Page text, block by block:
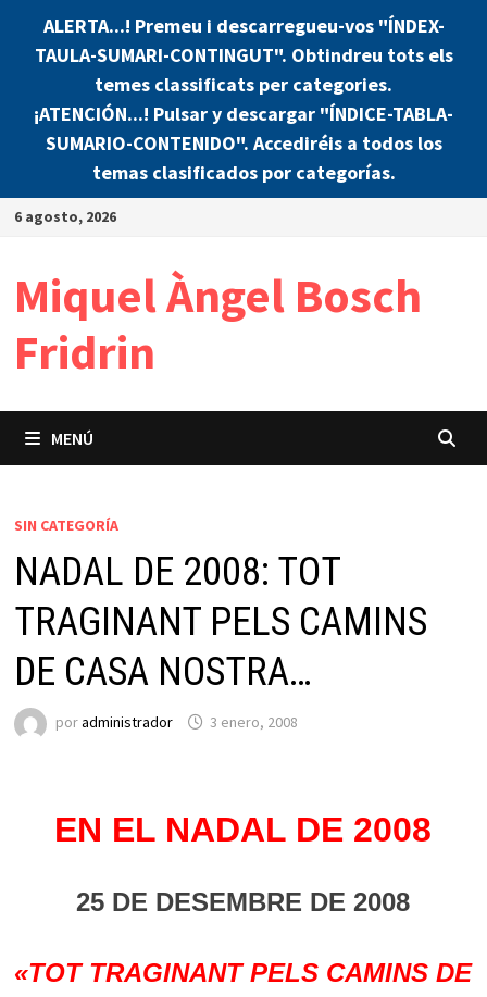
ALERTA...! Premeu i descarregueu-vos "ÍNDEX-
TAULA-SUMARI-CONTINGUT". Obtindreu tots els
temes classificats per categories.
¡ATENCIÓN...! Pulsar y descargar "ÍNDICE-TABLA-
SUMARIO-CONTENIDO". Accediréis a todos los
temas clasificados por categorías.
Saltar
6 agosto, 2026
Miquel Àngel Bosch
Fridrin
MENÚ
SIN CATEGORÍA
NADAL DE 2008: TOT
TRAGINANT PELS CAMINS
DE CASA NOSTRA…
poradministrador 3 enero, 2008
EN EL NADAL DE 2008
25 DE DESEMBRE DE 2008
«TOT TRAGINANT PELS CAMINS DE